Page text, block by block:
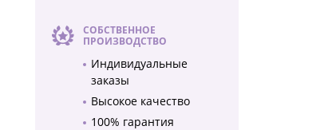
СОБСТВЕННОЕ
ПРОИЗВОДСТВО
Индивидуальные
заказы
Высокое качество
100% гарантия